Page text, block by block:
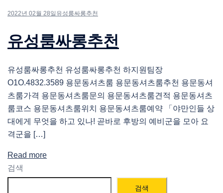
2022년 02월 28일 유성룸싸롱추천
유성룸싸롱추천
유성룸싸롱추천 유성룸싸롱추천 하지원팀장
O1O.4832.3589 용문동셔츠룸 용문동셔츠룸추천 용문동셔
츠룸가격 용문동셔츠룸문의 용문동셔츠룸견적 용문동셔츠
룸코스 용문동셔츠룸위치 용문동셔츠룸예약 「야만인들 상
대에게 무엇을 하고 있나! 곧바로 후방의 예비군을 모아 요
격군을 […]
Read more
검색
검색